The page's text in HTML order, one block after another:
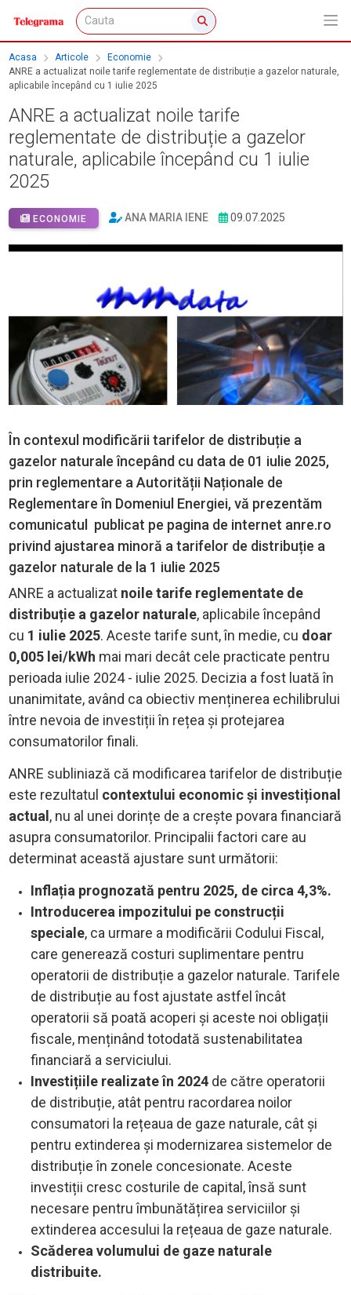
Acasa Articole
Economie
ANRE a actualizat noile tarife reglementate de distribuție a gazelor naturale,
aplicabile începând cu 1 iulie 2025
ANRE a actualizat noile tarife
reglementate de distribuție a gazelor
naturale, aplicabile începând cu 1 iulie
2025
ECONOMIE ANA MARIA IENE 09.07.2025
În contexul modificării tarifelor de distribuție a
gazelor naturale începând cu data de 01 iulie 2025,
prin reglementare a Autorității Naționale de
Reglementare în Domeniul Energiei, vă prezentăm
comunicatul publicat pe pagina de internet anre.ro
privind ajustarea minoră a tarifelor de distribuție a
gazelor naturale de la 1 iulie 2025
ANRE a actualizat noile tarife reglementate de
distribuție a gazelor naturale, aplicabile începând
cu 1 iulie 2025. Aceste tarife sunt, în medie, cu doar
0,005 lei/kWh mai mari decât cele practicate pentru
perioada iulie 2024 - iulie 2025. Decizia a fost luată în
unanimitate, având ca obiectiv menținerea echilibrului
între nevoia de investiții în rețea și protejarea
consumatorilor finali.
ANRE subliniază că modificarea tarifelor de distribuție
este rezultatul contextului economic și investițional
actual , nu al unei dorințe de a crește povara financiară
asupra consumatorilor. Principalii factori care au
determinat această ajustare sunt următorii:
Inflația prognozată pentru 2025, de circa 4,3%.
Introducerea impozitului pe construcții
speciale, ca urmare a modificării Codului Fiscal,
care generează costuri suplimentare pentru
operatorii de distribuție a gazelor naturale. Tarifele
de distribuție au fost ajustate astfel încât
operatorii să poată acoperi și aceste noi obligații
fiscale, menținând totodată sustenabilitatea
financiară a serviciului.
Investițiile realizate în 2024de către operatorii
de distribuție, atât pentru racordarea noilor
consumatori la rețeaua de gaze naturale, cât și
pentru extinderea și modernizarea sistemelor de
distribuție în zonele concesionate. Aceste
investiții cresc costurile de capital, însă sunt
necesare pentru îmbunătățirea serviciilor și
extinderea accesului la rețeaua de gaze naturale.
Scăderea volumului de gaze naturale
distribuite.